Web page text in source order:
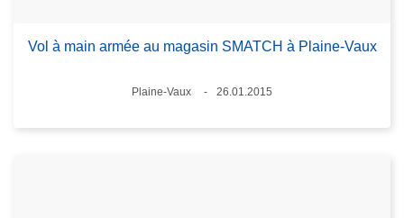
Vol à main armée au magasin SMATCH à Plaine-Vaux
Lieux
Plaine-Vaux
26.01.2015